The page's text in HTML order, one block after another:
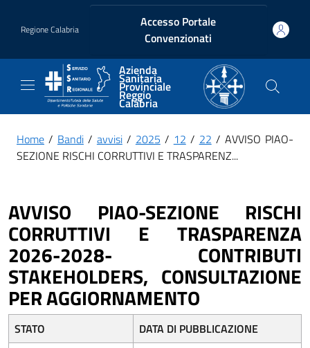
Regione Calabria
Accesso Portale
Convenzionati
Azienda
Sanitaria
Provinciale
Reggio
Calabria
Home / Bandi/ avvisi/ 2025 / 12 / 22 / AVVISO PIAO-
SEZIONE RISCHI CORRUTTIVI E TRASPARENZ...
AVVISO PIAO-SEZIONE RISCHI
CORRUTTIVI E TRASPARENZA
2026-2028- CONTRIBUTI
STAKEHOLDERS, CONSULTAZIONE
PER AGGIORNAMENTO
STATO DATA DI PUBBLICAZIONE